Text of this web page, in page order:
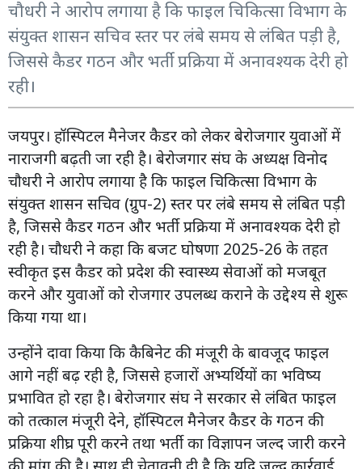
चौधरी ने आरोप लगाया है कि फाइल चिकित्सा विभाग के
संयुक्त शासन सचिव स्तर पर लंबे समय से लंबित पड़ी है,
जिससे कैडर गठन और भर्ती प्रक्रिया में अनावश्यक देरी हो
रही।
जयपुर। हॉस्पिटल मैनेजर कैडर को लेकर बेरोजगार युवाओं में
नाराजगी बढ़ती जा रही है। बेरोजगार संघ के अध्यक्ष विनोद
चौधरी ने आरोप लगाया है कि फाइल चिकित्सा विभाग के
संयुक्त शासन सचिव (ग्रुप-2) स्तर पर लंबे समय से लंबित पड़ी
है, जिससे कैडर गठन और भर्ती प्रक्रिया में अनावश्यक देरी हो
रही है। चौधरी ने कहा कि बजट घोषणा 2025-26 के तहत
स्वीकृत इस कैडर को प्रदेश की स्वास्थ्य सेवाओं को मजबूत
करने और युवाओं को रोजगार उपलब्ध कराने के उद्देश्य से शुरू
किया गया था।
उन्होंने दावा किया कि कैबिनेट की मंजूरी के बावजूद फाइल
आगे नहीं बढ़ रही है, जिससे हजारों अभ्यर्थियों का भविष्य
प्रभावित हो रहा है। बेरोजगार संघ ने सरकार से लंबित फाइल
को तत्काल मंजूरी देने, हॉस्पिटल मैनेजर कैडर के गठन की
प्रक्रिया शीघ्र पूरी करने तथा भर्ती का विज्ञापन जल्द जारी करने